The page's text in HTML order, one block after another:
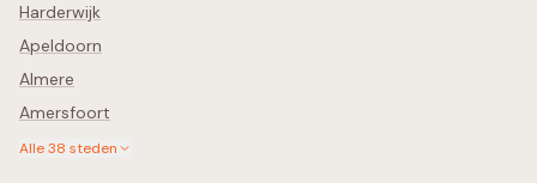
Harderwijk
Apeldoorn
Almere
Amersfoort
Alle38 steden